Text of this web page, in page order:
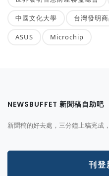
中國文化大學 台灣發明
ASUS Microchip
NEWSBUFFET 新聞稿自助吧
新聞稿的好去處，三分鐘上稿完成
刊登